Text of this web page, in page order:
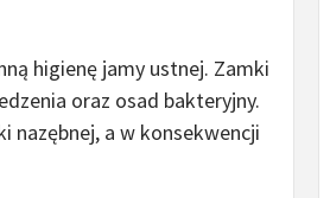
higienę jamy ustnej. Zamki
oraz osad bakteryjny.
nazębnej, a w konsekwencji